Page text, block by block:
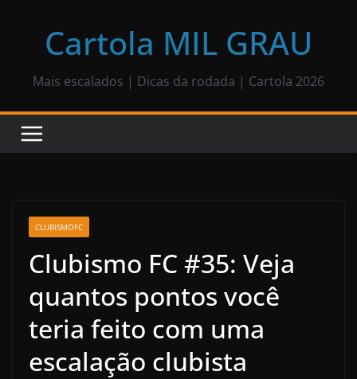
Cartola MIL GRAU
Mais escalados | Dicas da rodada | Cartola 2026
CLUBISMOFC
Clubismo FC #35: Veja
quantos pontos você
teria feito com uma
escalação clubista